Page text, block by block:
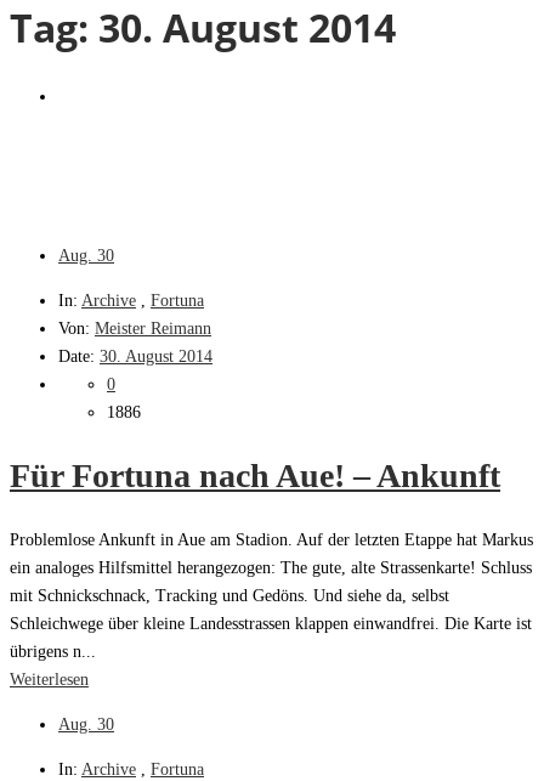
Tag: 30. August 2014
Aug. 30
In: Archive
Fortuna
Von: Meister Reimann
Date: 30. August 2014
0
1886
Für Fortuna nach Aue! – Ankunft
Problemlose Ankunft in Aue am Stadion. Auf der letzten Etappe hat Markus
ein analoges Hilfsmittel herangezogen: The gute, alte Strassenkarte! Schluss
mit Schnickschnack, Tracking und Gedöns. Und siehe da, selbst
Schleichwege über kleine Landesstrassen klappen einwandfrei. Die Karte ist
übrigens n...
Weiterlesen
Aug. 30
In: Archive , Fortuna